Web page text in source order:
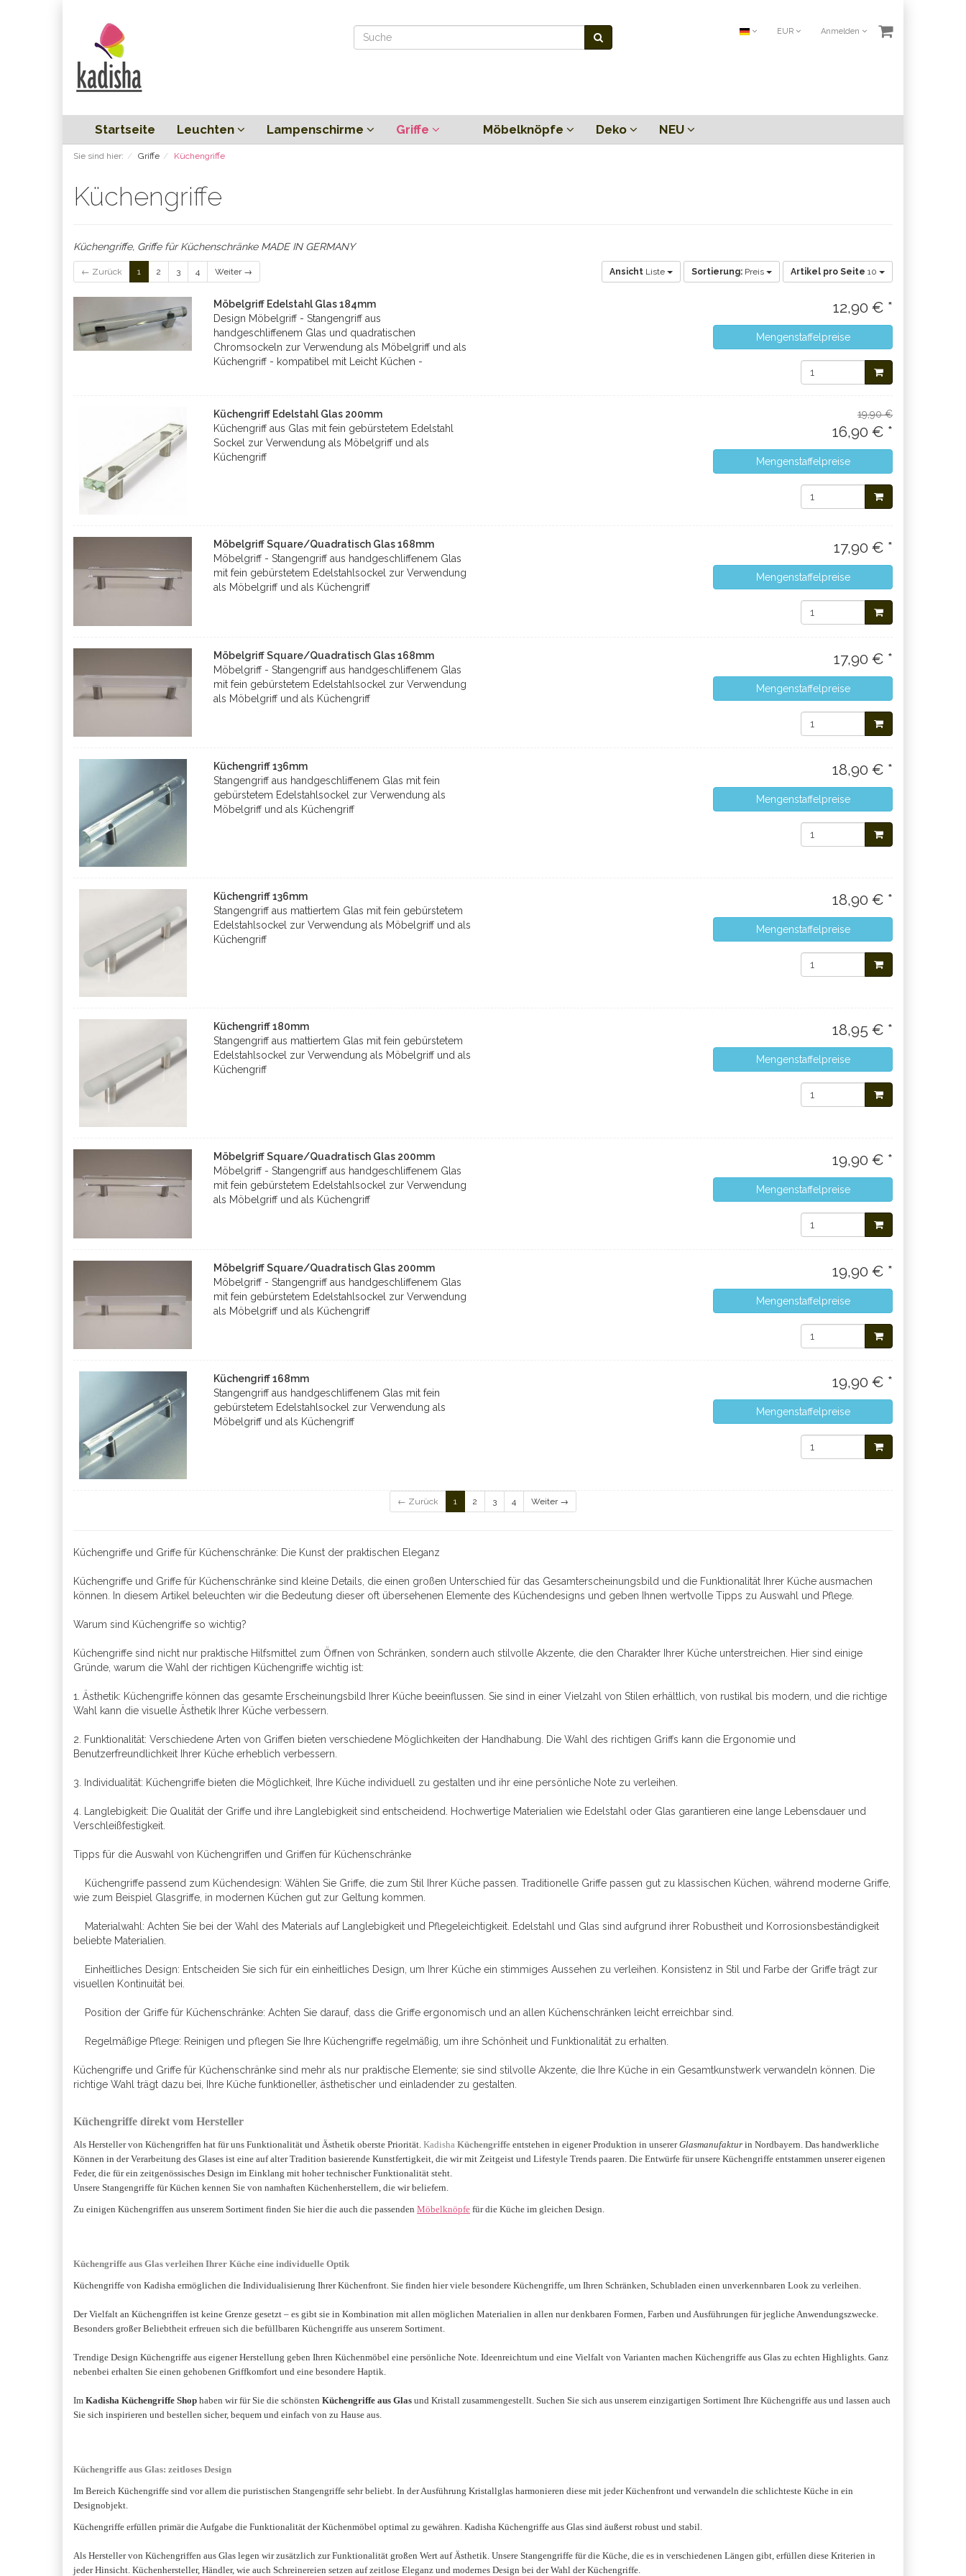
EUR Anmelden
Startseite Leuchten Lampenschirme Griffe Möbelknöpfe Deko NEU
Sie sind hier: Griffe Küchengriffe
Küchengriffe
Küchengriffe, Griffe für Küchenschränke MADE IN GERMANY
← Zurück 1 2 3 4 Weiter → Ansicht Liste Sortierung: Preis Artikel pro Seite 10
Möbelgriff Edelstahl Glas 184mm
Design Möbelgriff - Stangengriff aus
handgeschliffenem Glas und quadratischen
Chromsockeln zur Verwendung als Möbelgriff und als
Küchengriff - kompatibel mit Leicht Küchen -
12,90 € *
Mengenstaffelpreise
Küchengriff Edelstahl Glas 200mm
Küchengriff aus Glas mit fein gebürstetem Edelstahl
Sockel zur Verwendung als Möbelgriff und als
Küchengriff
19,90 €
16,90 € *
Mengenstaffelpreise
Möbelgriff Square/Quadratisch Glas 168mm
Möbelgriff - Stangengriff aus handgeschliffenem Glas
mit fein gebürstetem Edelstahlsockel zur Verwendung
als Möbelgriff und als Küchengriff
17,90 € *
Mengenstaffelpreise
Möbelgriff Square/Quadratisch Glas 168mm
Möbelgriff - Stangengriff aus handgeschliffenem Glas
mit fein gebürstetem Edelstahlsockel zur Verwendung
als Möbelgriff und als Küchengriff
17,90 € *
Mengenstaffelpreise
Küchengriff 136mm
Stangengriff aus handgeschliffenem Glas mit fein
gebürstetem Edelstahlsockel zur Verwendung als
Möbelgriff und als Küchengriff
18,90 € *
Mengenstaffelpreise
Küchengriff 136mm
Stangengriff aus mattiertem Glas mit fein gebürstetem
Edelstahlsockel zur Verwendung als Möbelgriff und als
Küchengriff
18,90 € *
Mengenstaffelpreise
Küchengriff 180mm
Stangengriff aus mattiertem Glas mit fein gebürstetem
Edelstahlsockel zur Verwendung als Möbelgriff und als
Küchengriff
18,95 € *
Mengenstaffelpreise
Möbelgriff Square/Quadratisch Glas 200mm
Möbelgriff - Stangengriff aus handgeschliffenem Glas
mit fein gebürstetem Edelstahlsockel zur Verwendung
als Möbelgriff und als Küchengriff
19,90 € *
Mengenstaffelpreise
Möbelgriff Square/Quadratisch Glas 200mm
Möbelgriff - Stangengriff aus handgeschliffenem Glas
mit fein gebürstetem Edelstahlsockel zur Verwendung
als Möbelgriff und als Küchengriff
19,90 € *
Mengenstaffelpreise
Küchengriff 168mm
Stangengriff aus handgeschliffenem Glas mit fein
gebürstetem Edelstahlsockel zur Verwendung als
Möbelgriff und als Küchengriff
19,90 € *
Mengenstaffelpreise
← Zurück 1 2 3 4 Weiter →
Küchengriffe und Griffe für Küchenschränke: Die Kunst der praktischen Eleganz
Küchengriffe und Griffe für Küchenschränke sind kleine Details, die einen großen Unterschied für das Gesamterscheinungsbild und die Funktionalität Ihrer Küche ausmachen
können. In diesem Artikel beleuchten wir die Bedeutung dieser oft übersehenen Elemente des Küchendesigns und geben Ihnen wertvolle Tipps zu Auswahl und Pflege.
Warum sind Küchengriffe so wichtig?
Küchengriffe sind nicht nur praktische Hilfsmittel zum Öffnen von Schränken, sondern auch stilvolle Akzente, die den Charakter Ihrer Küche unterstreichen. Hier sind einige
Gründe, warum die Wahl der richtigen Küchengriffe wichtig ist:
1. Ästhetik: Küchengriffe können das gesamte Erscheinungsbild Ihrer Küche beeinflussen. Sie sind in einer Vielzahl von Stilen erhältlich, von rustikal bis modern, und die richtige
Wahl kann die visuelle Ästhetik Ihrer Küche verbessern.
2. Funktionalität: Verschiedene Arten von Griffen bieten verschiedene Möglichkeiten der Handhabung. Die Wahl des richtigen Griffs kann die Ergonomie und
Benutzerfreundlichkeit Ihrer Küche erheblich verbessern.
3. Individualität: Küchengriffe bieten die Möglichkeit, Ihre Küche individuell zu gestalten und ihr eine persönliche Note zu verleihen.
4. Langlebigkeit: Die Qualität der Griffe und ihre Langlebigkeit sind entscheidend. Hochwertige Materialien wie Edelstahl oder Glas garantieren eine lange Lebensdauer und
Verschleißfestigkeit.
Tipps für die Auswahl von Küchengriffen und Griffen für Küchenschränke
Küchengriffe passend zum Küchendesign: Wählen Sie Griffe, die zum Stil Ihrer Küche passen. Traditionelle Griffe passen gut zu klassischen Küchen, während moderne Griffe,
wie zum Beispiel Glasgriffe, in modernen Küchen gut zur Geltung kommen.
Materialwahl: Achten Sie bei der Wahl des Materials auf Langlebigkeit und Pflegeleichtigkeit. Edelstahl und Glas sind aufgrund ihrer Robustheit und Korrosionsbeständigkeit
beliebte Materialien.
Einheitliches Design: Entscheiden Sie sich für ein einheitliches Design, um Ihrer Küche ein stimmiges Aussehen zu verleihen. Konsistenz in Stil und Farbe der Griffe trägt zur
visuellen Kontinuität bei.
Position der Griffe für Küchenschränke: Achten Sie darauf, dass die Griffe ergonomisch und an allen Küchenschränken leicht erreichbar sind.
Regelmäßige Pflege: Reinigen und pflegen Sie Ihre Küchengriffe regelmäßig, um ihre Schönheit und Funktionalität zu erhalten.
Küchengriffe und Griffe für Küchenschränke sind mehr als nur praktische Elemente; sie sind stilvolle Akzente, die Ihre Küche in ein Gesamtkunstwerk verwandeln können. Die
richtige Wahl trägt dazu bei, Ihre Küche funktioneller, ästhetischer und einladender zu gestalten.
Küchengriffe direkt vom Hersteller
Als Hersteller von Küchengriffen hat für uns Funktionalität und Ästhetik oberste Priorität. Kadisha Küchengriffe entstehen in eigener Produktion in unsererGlasmanufaktur in Nordbayern. Das handwerkliche
Können in der Verarbeitung des Glases ist eine auf alter Tradition basierende Kunstfertigkeit, die wir mit Zeitgeist und Lifestyle Trends paaren. Die Entwürfe für unsere Küchengriffe entstammen unserer eigenen
Feder, die für ein zeitgenössisches Design im Einklang mit hoher technischer Funktionalität steht.
Unsere Stangengriffe für Küchen kennen Sie von namhaften Küchenherstellern, die wir beliefern.
Zu einigen Küchengriffen aus unserem Sortiment finden Sie hier die auch die passenden Möbelknöpfe für die Küche im gleichen Design.
Küchengriffe aus Glas verleihen Ihrer Küche eine individuelle Optik
Küchengriffe von Kadisha ermöglichen die Individualisierung Ihrer Küchenfront. Sie finden hier viele besondere Küchengriffe, um Ihren Schränken, Schubladen einen unverkennbaren Look zu verleihen.
Der Vielfalt an Küchengriffen ist keine Grenze gesetzt – es gibt sie in Kombination mit allen möglichen Materialien in allen nur denkbaren Formen, Farben und Ausführungen für jegliche Anwendungszwecke.
Besonders großer Beliebtheit erfreuen sich die befüllbaren Küchengriffe aus unserem Sortiment.
Trendige Design Küchengriffe aus eigener Herstellung geben Ihren Küchenmöbel eine persönliche Note. Ideenreichtum und eine Vielfalt von Varianten machen Küchengriffe aus Glas zu echten Highlights. Ganz
nebenbei erhalten Sie einen gehobenen Griffkomfort und eine besondere Haptik.
Im Kadisha Küchengriffe Shop haben wir für Sie die schönsten Küchengriffe aus Glas und Kristall zusammengestellt. Suchen Sie sich aus unserem einzigartigen Sortiment Ihre Küchengriffe aus und lassen auch
Sie sich inspirieren und bestellen sicher, bequem und einfach von zu Hause aus.
Küchengriffe aus Glas: zeitloses Design
Im Bereich Küchengriffe sind vor allem die puristischen Stangengriffe sehr beliebt. In der Ausführung Kristallglas harmonieren diese mit jeder Küchenfront und verwandeln die schlichteste Küche in ein
Designobjekt.
Küchengriffe erfüllen primär die Aufgabe die Funktionalität der Küchenmöbel optimal zu gewähren. Kadisha Küchengriffe aus Glas sind äußerst robust und stabil.
Als Hersteller von Küchengriffen aus Glas legen wir zusätzlich zur Funktionalität großen Wert auf Ästhetik. Unsere Stangengriffe für die Küche, die es in verschiedenen Längen gibt, erfüllen diese Kriterien in
jeder Hinsicht. Küchenhersteller, Händler, wie auch Schreinereien setzen auf zeitlose Eleganz und modernes Design bei der Wahl der Küchengriffe.